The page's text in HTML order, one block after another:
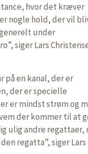
hvor det kræver
nogle hold, der vil
under
siger Lars
på en kanal, der er
der er specielle
er mindst strøm og
der kommer til at
ulig andre regattaer,
regatta”, siger Lars